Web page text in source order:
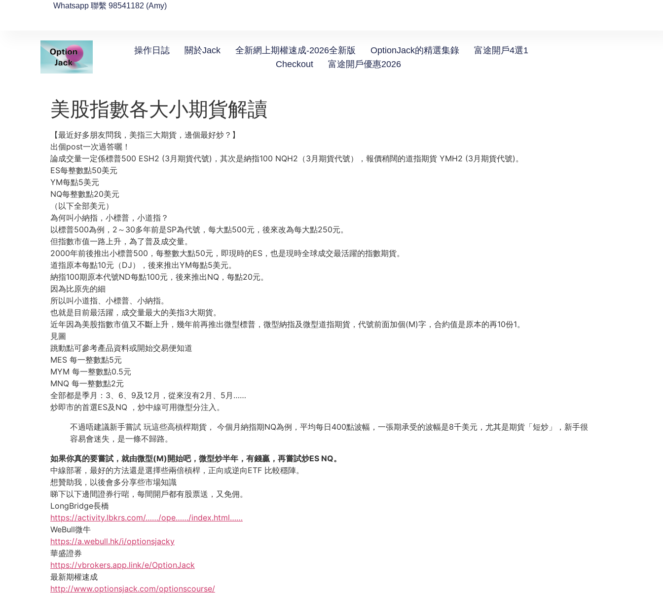
Whatsapp 聯繫 98541182 (Amy)
操作日誌 關於Jack 全新網上期權速成-2026全新版 OptionJack的精選集錄
富途開戶4選1
Checkout
富途開戶優惠2026
美股指數各大小期貨解讀
【最近好多朋友問我，美指三大期貨，邊個最好炒？】
出個post一次過答曬！
論成交量一定係標普500 ESH2 (3月期貨代號)，其次是納指100 NQH2（3月期貨代號），報價稍闊的道指期貨 YMH2 (3月期貨代號)。
ES每整數點50美元
YM每點5美元
NQ每整數點20美元
（以下全部美元）
為何叫小納指，小標普，小道指？
以標普500為例，2～30多年前是SP為代號，每大點500元，後來改為每大點250元。
但指數市值一路上升，為了普及成交量。
2000年前後推出小標普500，每整數大點50元，即現時的ES，也是現時全球成交最活躍的指數期貨。
道指原本每點10元（DJ），後來推出YM每點5美元。
納指100期原本代號ND每點100元，後來推出NQ，每點20元。
因為比原先的細
所以叫小道指、小標普、小納指。
也就是目前最活躍，成交量最大的美指3大期貨。
近年因為美股指數市值又不斷上升，幾年前再推出微型標普，微型納指及微型道指期貨，代號前面加個(M)字，合約值是原本的再10份1。
見圖
跳動點可參考產品資料或開始交易便知道
MES 每一整數點5元
MYM 每一整數點0.5元
MNQ 每一整數點2元
全部都是季月：3、6、9及12月，從來沒有2月、5月……
炒即市的首選ES及NQ ，炒中線可用微型分注入。
不過唔建議新手嘗試 玩這些高槓桿期貨， 今個月納指期NQ為例，平均每日400點波幅，一張期承受的波幅是8千美元，尤其是期貨「短炒」，新手很
容易會迷失，是一條不歸路。
如果你真的要嘗試，就由微型(M)開始吧，微型炒半年，有錢贏，再嘗試炒ES NQ。
中線部署，最好的方法還是選擇些兩倍槓桿，正向或逆向ETF 比較穩陣。
想贊助我，以後會多分享些市場知識
睇下以下邊間證券行啱，每間開戶都有股票送，又免佣。
LongBridge長橋
https://activity.lbkrs.com/……/ope……/index.html……
WeBull微牛
https://a.webull.hk/i/optionsjacky
華盛證券
https://vbrokers.app.link/e/OptionJack
最新期權速成
http://www.optionsjack.com/optionscourse/